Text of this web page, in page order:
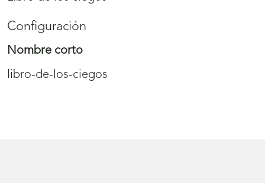
Configuración
Nombre corto
libro-de-los-ciegos